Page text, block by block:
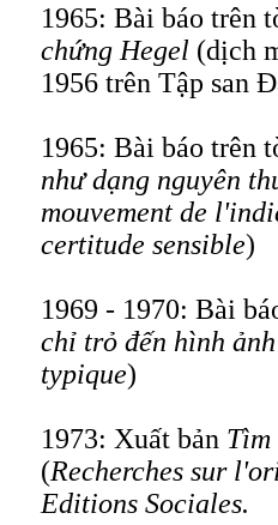
1965: Bài báo trên
chứng Hegel (dịch
1956 trên Tập san
1965: Bài báo trên
như dạng nguyên
mouvement de
certitude sensible)
1969 - 1970: Bài
chỉ trỏ đến hình
typique)
1973: Xuất bản Tìm
(Recherches sur
Editions Sociales.